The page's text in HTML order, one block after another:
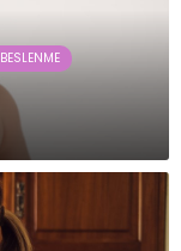
BESLENME